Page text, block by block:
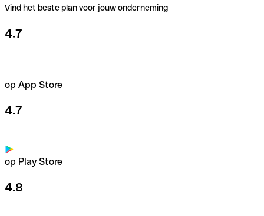
Vind het beste plan voor jouw onderneming
4.7
op App Store
4.7
op Play Store
4.8